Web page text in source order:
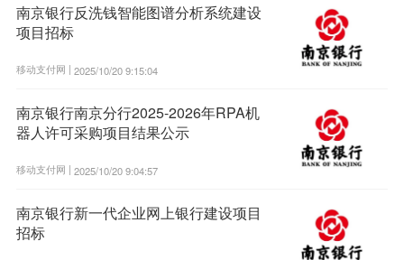
南京银行反洗钱智能图谱分析系统建设
项目招标
移动支付网 | 2025/10/20 9:15:04
南京银行南京分行2025-2026年RPA机
器人许可采购项目结果公示
移动支付网 | 2025/10/20 9:04:57
南京银行新一代企业网上银行建设项目
招标